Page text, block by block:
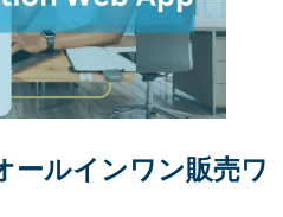
ールインワン販売ワ